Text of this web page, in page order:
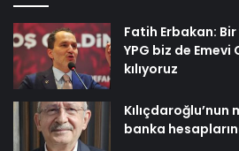
Fatih Erbakan:
YPG biz de
kılıyoruz
Kılıçdaroğlu’nun
banka